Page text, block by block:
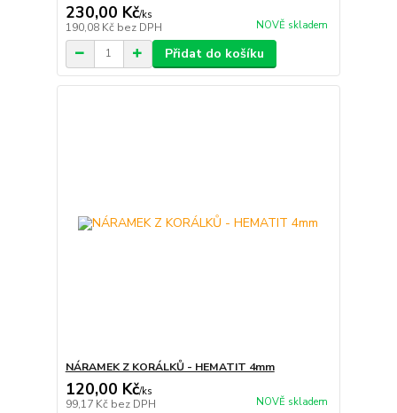
230,00 Kč/ks
190,08 Kč bez DPH NOVĚ skladem
Přidat do košíku
NÁRAMEK Z KORÁLKŮ - HEMATIT 4mm
120,00 Kč/ks
99,17 Kč bez DPH NOVĚ skladem